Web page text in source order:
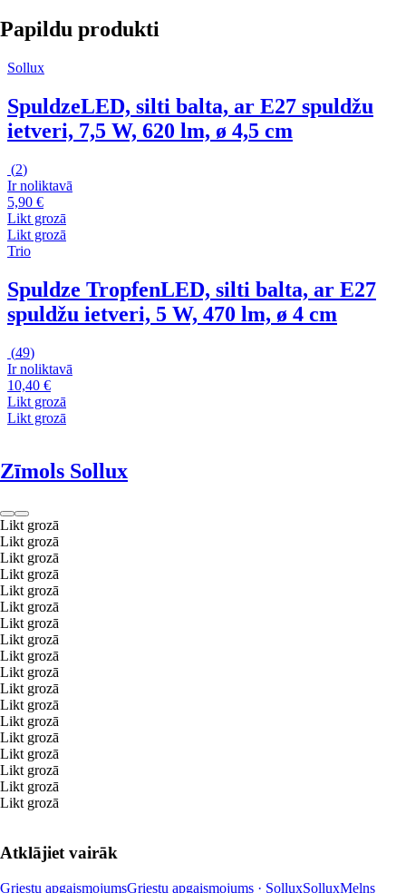
Papildu produkti
Sollux
SpuldzeLED, silti balta, ar E27 spuldžu
ietveri, 7,5 W, 620 lm, ø 4,5 cm
(2)
Ir noliktavā
5,90 €
Likt grozā
Likt grozā
Trio
Spuldze TropfenLED, silti balta, ar E27
spuldžu ietveri, 5 W, 470 lm, ø 4 cm
(49)
Ir noliktavā
10,40 €
Likt grozā
Likt grozā
Zīmols Sollux
Likt grozā
Likt grozā
Likt grozā
Likt grozā
Likt grozā
Likt grozā
Likt grozā
Likt grozā
Likt grozā
Likt grozā
Likt grozā
Likt grozā
Likt grozā
Likt grozā
Likt grozā
Likt grozā
Likt grozā
Likt grozā
Atklājiet vairāk
Griestu apgaismojumsGriestu apgaismojums · SolluxSolluxMelns